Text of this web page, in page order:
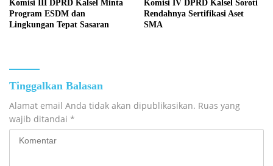
Komisi III DPRD Kalsel Minta
Program ESDM dan
Lingkungan Tepat Sasaran
Komisi IV DPRD Kalsel Soroti
Rendahnya Sertifikasi Aset
SMA
Tinggalkan Balasan
Alamat email Anda tidak akan dipublikasikan. Ruas yang
wajib ditandai *